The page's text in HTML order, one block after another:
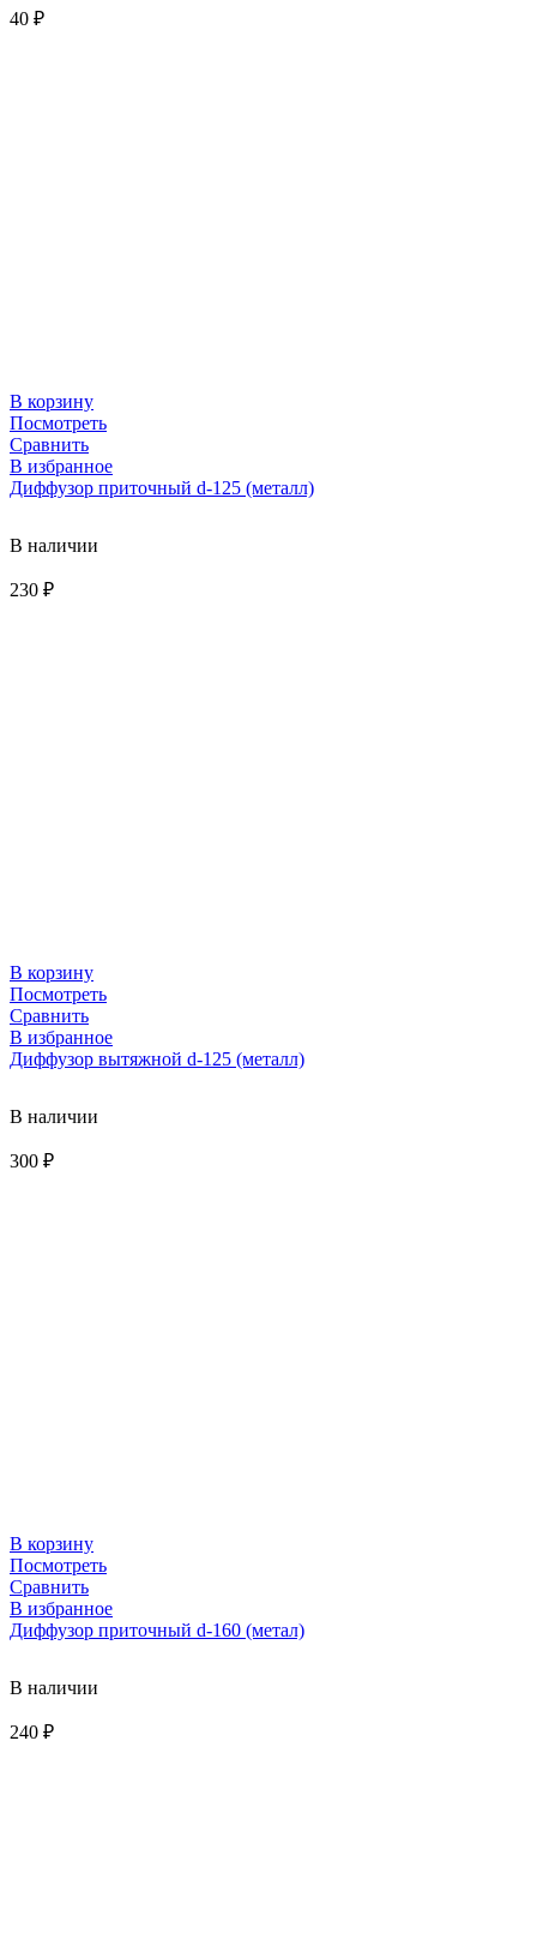
40 ₽
В корзину
Посмотреть
Сравнить
В избранное
Диффузор приточный d-125 (металл)
В наличии
230 ₽
В корзину
Посмотреть
Сравнить
В избранное
Диффузор вытяжной d-125 (металл)
В наличии
300 ₽
В корзину
Посмотреть
Сравнить
В избранное
Диффузор приточный d-160 (метал)
В наличии
240 ₽